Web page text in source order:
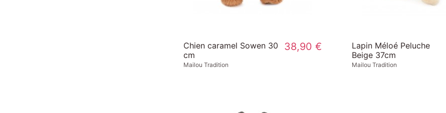
Chien caramel Sowen 30
cm
Mailou Tradition
38,90 €
Lapin Méloé Peluche
Beige 37cm
Mailou Tradition